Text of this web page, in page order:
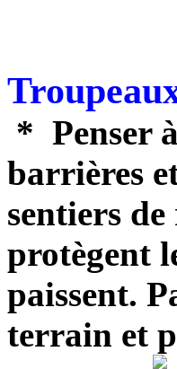
* Penser
barrières
sentiers
protègent
paissent.
terrain et